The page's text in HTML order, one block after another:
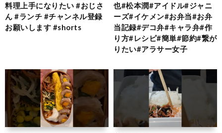
料理上手になりたい #おじさ
ん #ランチ #チャンネル登録
お願いします #shorts
也#松本潤#アイドル#ジャニ
ーズ#イケメン#お弁当#お弁
当記録#デコ弁#キャラ弁#作
り方#レシピ#簡単#節約#繋が
りたい#アラサー女子